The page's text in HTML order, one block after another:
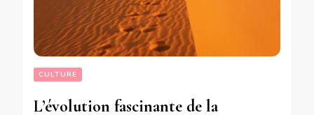
CULTURE
L’évolution fascinante de la